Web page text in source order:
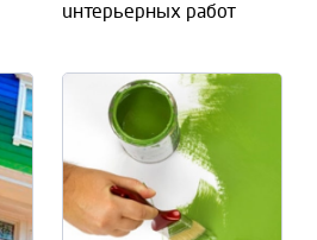
интерьерных работ